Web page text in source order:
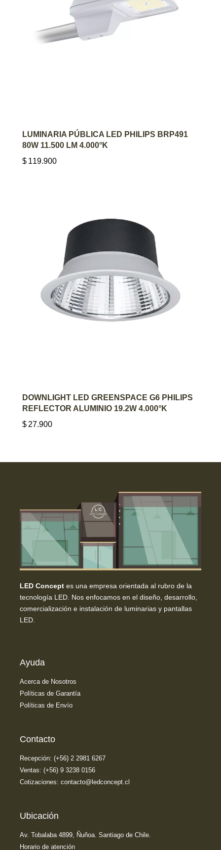
AGREGAR AL CARRITO
LUMINARIA PÚBLICA LED PHILIPS BRP491
80W 11.500 LM 4.000°K
$ 119.900
AGREGAR AL CARRITO
DOWNLIGHT LED GREENSPACE G6 PHILIPS
REFLECTOR ALUMINIO 19.2W 4.000°K
$ 27.900
LED Concept es una empresa orientada al rubro de la
tecnología LED. Nos enfocamos en el diseño, desarrollo,
comercialización e instalación de luminarias y pantallas
LED.
Ayuda
Acerca de Nosotros
Políticas de Garantía
Políticas de Envío
Contacto
Recepción: (+56) 2 2981 6267
Ventas: (+56) 9 3238 0156
Cotizaciones: contacto@ledconcept.cl
Ubicación
Av. Tobalaba 4899, Ñuñoa. Santiago de Chile.
Horario de atención